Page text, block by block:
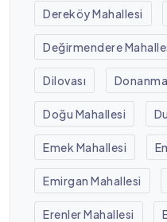
Dereköy Mahallesi
Değirmendere
Dilovası
Doğu Mahallesi
Emek Mahallesi
Emirgan Mahallesi
Erenler Mahallesi